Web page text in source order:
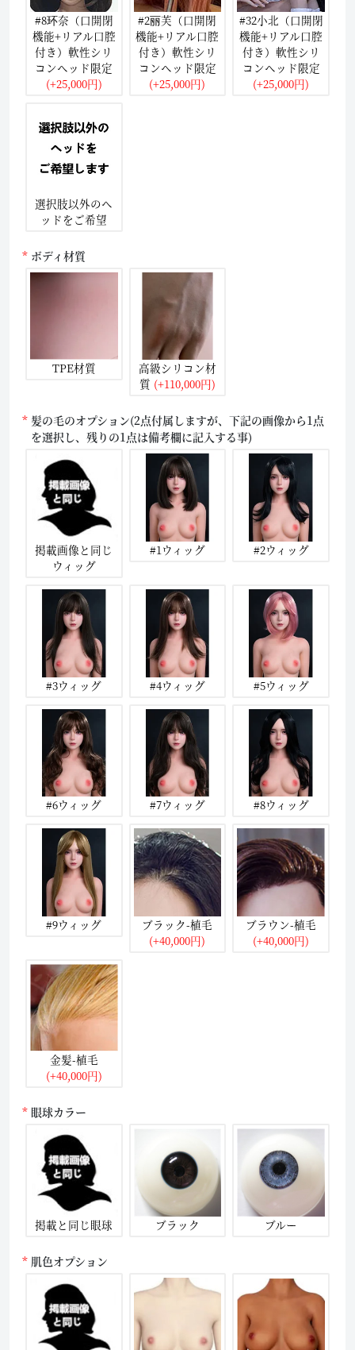
#8环奈（口開閉
機能+リアル口腔
付き）軟性シリ
コンヘッド限定
(+25,000円)
#2丽芙（口開閉
機能+リアル口腔
付き）軟性シリ
コンヘッド限定
(+25,000円)
#32小北（口開閉
機能+リアル口腔
付き）軟性シリ
コンヘッド限定
(+25,000円)
選択肢以外のヘ
ッドをご希望
ボディ材質
TPE材質
高級シリコン材
質 (+110,000円)
髪の毛のオプション(2点付属しますが、下記の画像から1点
を選択し、残りの1点は備考欄に記入する事)
掲載画像と同じ
ウィッグ
#1ウィッグ #2ウィッグ
#3ウィッグ #4ウィッグ #5ウィッグ
#6ウィッグ #7ウィッグ #8ウィッグ
#9ウィッグ
ブラック-植毛
(+40,000円)
ブラウン-植毛
(+40,000円)
金髪-植毛
(+40,000円)
眼球カラー
掲載と同じ眼球 ブラック ブルー
肌色オプション